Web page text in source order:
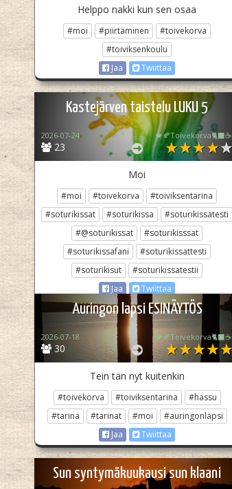
Helppo nakki kun sen osaa
#moi #piirtäminen
#toivekorva
#toiviksenkoulu
Jaa
Twiittaa
Kastejärven taistelu LUKU 5
23
2026-07-24 🍁🍂Toivekorva🐈‍⬛☕
Moi
#moi #toivekorva
#toiviksentarina
#soturikissat
#soturikissa
#soturikissatesti
#@soturikissat
#soturikisssat
#soturikissafani
#soturikissattesti
#soturikisut
#soturikissatestii
Jaa
Twiittaa
Auringon lapsi ESINÄYTÖS
30
2026-07-18 🍁🍂Toivekorva🐈‍⬛☕
Tein tän nyt kuitenkin
#toivekorva #toiviksentarina
#hassu
#tarina
#tarinat #moi
#auringonlapsi
Jaa
Twiittaa
Sun syntymäkuukausi sun klaani